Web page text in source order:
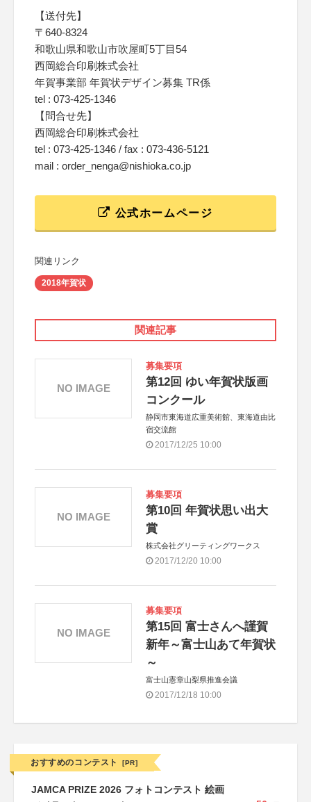
【送付先】
〒640-8324
和歌山県和歌山市吹屋町5丁目54
西岡総合印刷株式会社
年賀事業部 年賀状デザイン募集 TR係
tel : 073-425-1346
【問合せ先】
西岡総合印刷株式会社
tel : 073-425-1346 / fax : 073-436-5121
mail : order_nenga@nishioka.co.jp
公式ホームページ
関連リンク
2018年賀状
関連記事
募集要項
第12回 ゆい年賀状版画
コンクール
静岡市東海道広重美術館、東海道由比
宿交流館
2017/12/25 10:00
NO IMAGE
募集要項
第10回 年賀状思い出大
賞
株式会社グリーティングワークス
2017/12/20 10:00
NO IMAGE
募集要項
第15回 富士さんへ謹賀
新年～富士山あて年賀状
～
富士山憲章山梨県推進会議
2017/12/18 10:00
NO IMAGE
おすすめのコンテスト [PR]
JAMCA PRIZE 2026 フォトコンテスト 絵画